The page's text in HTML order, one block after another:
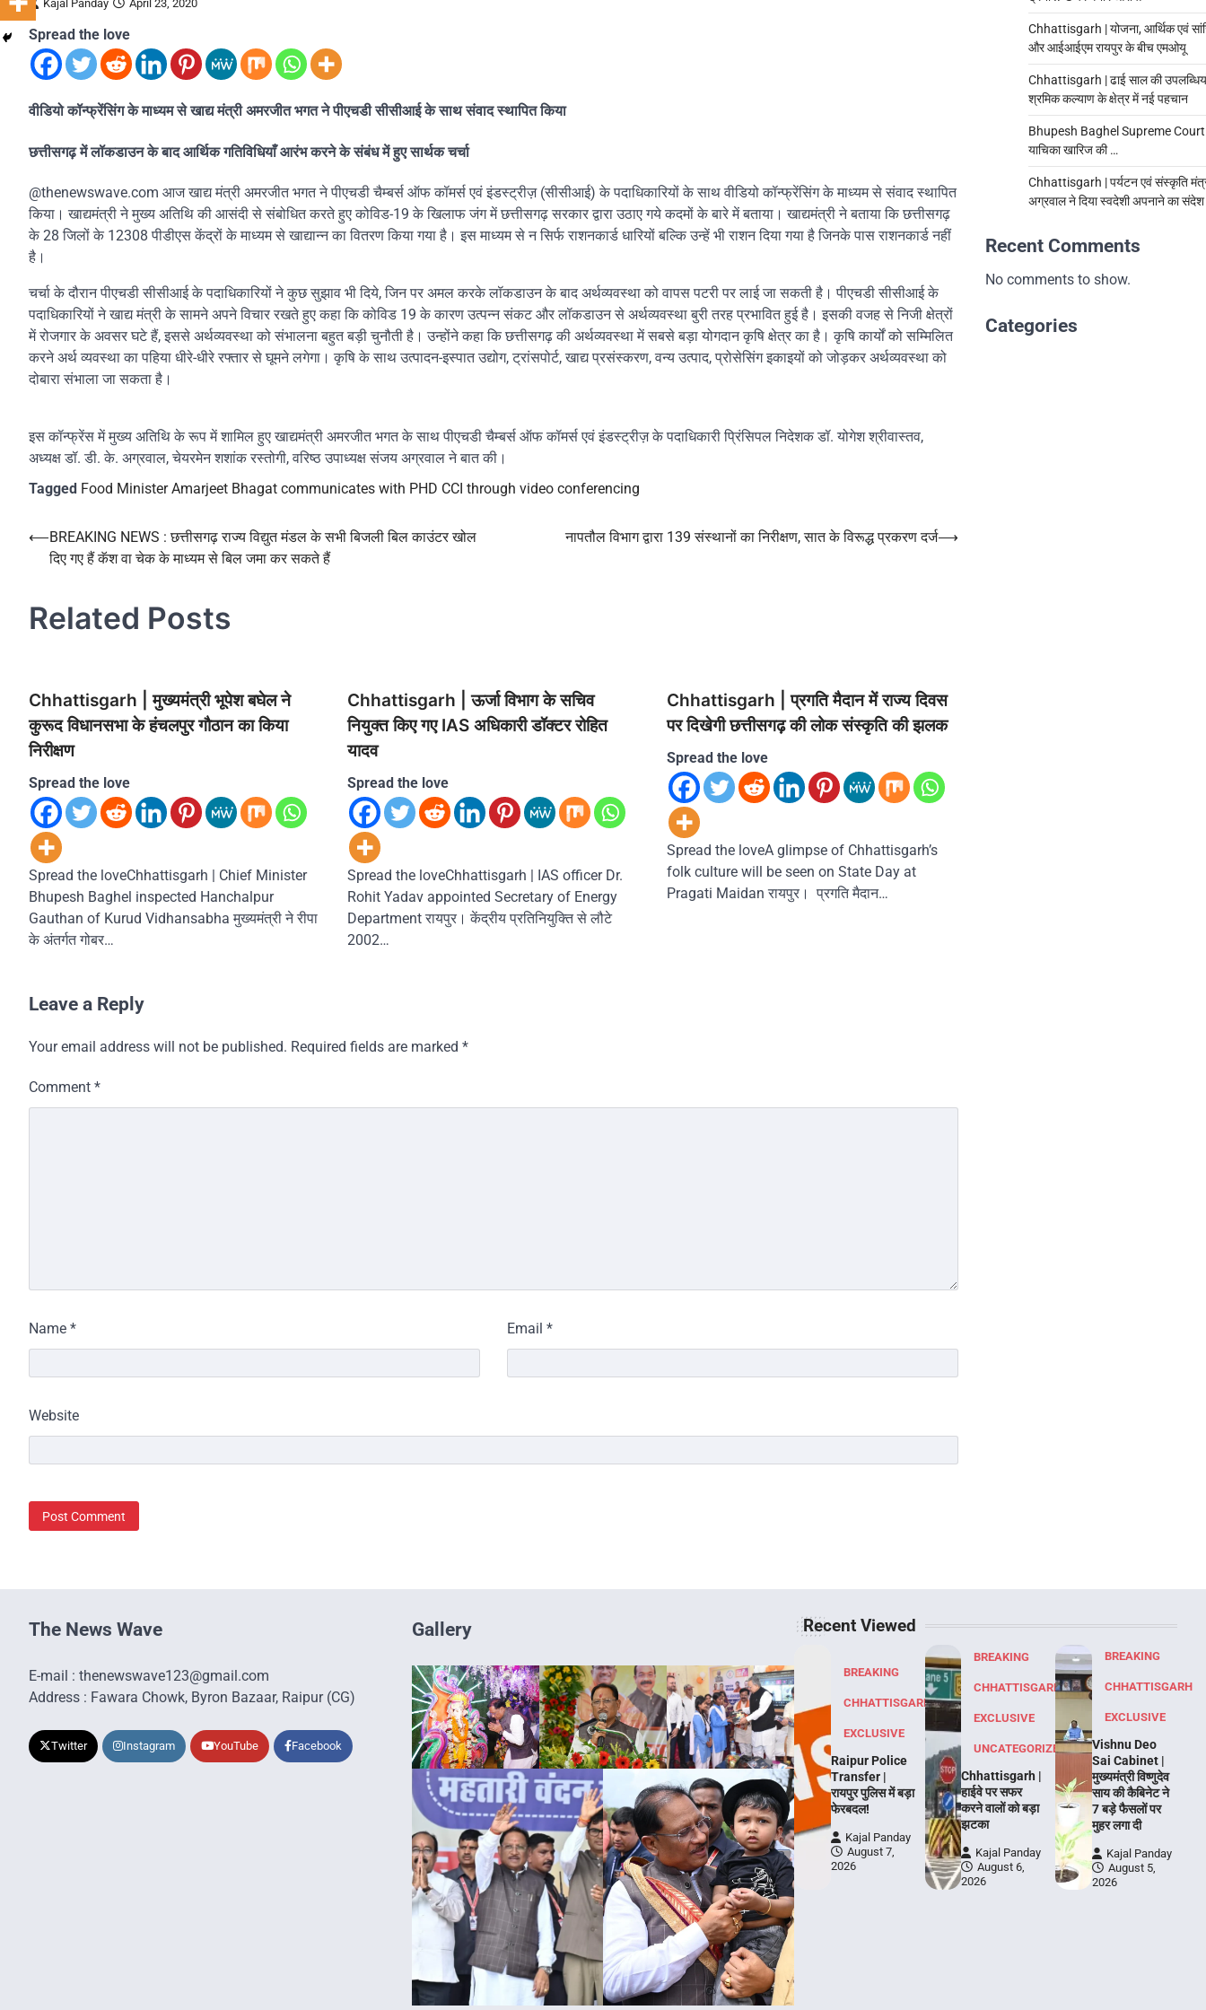
Kajal Panday April 23, 2020
Spread the love
वीडियो कॉन्फ्रेंसिंग के माध्यम से खाद्य मंत्री अमरजीत भगत ने पीएचडी सीसीआई के साथ संवाद स्थापित किया
छत्तीसगढ़ में लॉकडाउन के बाद आर्थिक गतिविधियाँ आरंभ करने के संबंध में हुए सार्थक चर्चा
@thenewswave.com आज खाद्य मंत्री अमरजीत भगत ने पीएचडी चैम्बर्स ऑफ कॉमर्स एवं इंडस्ट्रीज़ (सीसीआई) के पदाधिकारियों के साथ वीडियो कॉन्फ्रेंसिंग के माध्यम से संवाद स्थापित
किया। खाद्यमंत्री ने मुख्य अतिथि की आसंदी से संबोधित करते हुए कोविड-19 के खिलाफ जंग में छत्तीसगढ़ सरकार द्वारा उठाए गये कदमों के बारे में बताया। खाद्यमंत्री ने बताया कि छत्तीसगढ़
के 28 जिलों के 12308 पीडीएस केंद्रों के माध्यम से खाद्यान्न का वितरण किया गया है। इस माध्यम से न सिर्फ राशनकार्ड धारियों बल्कि उन्हें भी राशन दिया गया है जिनके पास राशनकार्ड नहीं
है।
चर्चा के दौरान पीएचडी सीसीआई के पदाधिकारियों ने कुछ सुझाव भी दिये, जिन पर अमल करके लॉकडाउन के बाद अर्थव्यवस्था को वापस पटरी पर लाई जा सकती है। पीएचडी सीसीआई के
पदाधिकारियों ने खाद्य मंत्री के सामने अपने विचार रखते हुए कहा कि कोविड 19 के कारण उत्पन्न संकट और लॉकडाउन से अर्थव्यवस्था बुरी तरह प्रभावित हुई है। इसकी वजह से निजी क्षेत्रों
में रोजगार के अवसर घटे हैं, इससे अर्थव्यवस्था को संभालना बहुत बड़ी चुनौती है। उन्होंने कहा कि छत्तीसगढ़ की अर्थव्यवस्था में सबसे बड़ा योगदान कृषि क्षेत्र का है। कृषि कार्यों को सम्मिलित
करने अर्थ व्यवस्था का पहिया धीरे-धीरे रफ्तार से घूमने लगेगा। कृषि के साथ उत्पादन-इस्पात उद्योग, ट्रांसपोर्ट, खाद्य प्रसंस्करण, वन्य उत्पाद, प्रोसेसिंग इकाइयों को जोड़कर अर्थव्यवस्था को
दोबारा संभाला जा सकता है।
इस कॉन्फ्रेंस में मुख्य अतिथि के रूप में शामिल हुए खाद्यमंत्री अमरजीत भगत के साथ पीएचडी चैम्बर्स ऑफ कॉमर्स एवं इंडस्ट्रीज़ के पदाधिकारी प्रिंसिपल निदेशक डॉ. योगेश श्रीवास्तव,
अध्यक्ष डॉ. डी. के. अग्रवाल, चेयरमेन शशांक रस्तोगी, वरिष्ठ उपाध्यक्ष संजय अग्रवाल ने बात की।
Tagged Food Minister Amarjeet Bhagat communicates with PHD CCI through video conferencing
Post
navigation
⟵BREAKING NEWS : छत्तीसगढ़ राज्य विद्युत मंडल के सभी बिजली बिल काउंटर खोल
दिए गए हैं कॅश वा चेक के माध्यम से बिल जमा कर सकते हैं
नापतौल विभाग द्वारा 139 संस्थानों का निरीक्षण, सात के विरूद्ध प्रकरण दर्ज⟶
Related Posts
Chhattisgarh | मुख्यमंत्री भूपेश बघेल ने
कुरूद विधानसभा के हंचलपुर गौठान का किया
निरीक्षण
Spread the love
Spread the loveChhattisgarh | Chief Minister
Bhupesh Baghel inspected Hanchalpur
Gauthan of Kurud Vidhansabha मुख्यमंत्री ने रीपा
के अंतर्गत गोबर…
Chhattisgarh | ऊर्जा विभाग के सचिव
नियुक्त किए गए IAS अधिकारी डॉक्टर रोहित
यादव
Spread the love
Spread the loveChhattisgarh | IAS officer Dr.
Rohit Yadav appointed Secretary of Energy
Department रायपुर। केंद्रीय प्रतिनियुक्ति से लौटे
2002…
Chhattisgarh | प्रगति मैदान में राज्य दिवस
पर दिखेगी छत्तीसगढ़ की लोक संस्कृति की झलक
Spread the love
Spread the loveA glimpse of Chhattisgarh’s
folk culture will be seen on State Day at
Pragati Maidan रायपुर। प्रगति मैदान…
Leave a Reply
Your email address will not be published. Required fields are marked *
Comment *
Name * Email *
Website
Chhattisgarh | योजना, आर्थिक एवं
और आईआईएम रायपुर के बीच एमओयू
Chhattisgarh | ढाई साल की
श्रमिक कल्याण के क्षेत्र में नई पहचान
Bhupesh Baghel Supreme Court
याचिका खारिज की …
Chhattisgarh | पर्यटन एवं संस्कृति
अग्रवाल ने दिया स्वदेशी अपनाने का संदेश
Recent Comments
No comments to show.
Categories
The News Wave
E-mail : thenewswave123@gmail.com
Address : Fawara Chowk, Byron Bazaar, Raipur (CG)
Twitter Instagram YouTube Facebook
Gallery Recent Viewed
BREAKING
CHHATTISGARH
EXCLUSIVE
Raipur Police
Transfer |
रायपुर पुलिस में बड़ा
फेरबदल!
Kajal Panday
August 7,
2026
BREAKING
CHHATTISGARH
EXCLUSIVE
UNCATEGORIZED
Chhattisgarh |
हाईवे पर सफर
करने वालों को बड़ा
झटका
Kajal Panday
August 6,
2026
BREAKING
CHHATTISGARH
EXCLUSIVE
Vishnu Deo
Sai Cabinet |
मुख्यमंत्री विष्णुदेव
साय की कैबिनेट ने
7 बड़े फैसलों पर
मुहर लगा दी
Kajal Panday
August 5,
2026